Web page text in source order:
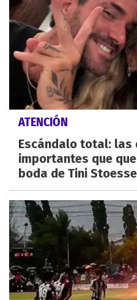
ATENCIÓN
Escándalo total: las
importantes que
boda de Tini